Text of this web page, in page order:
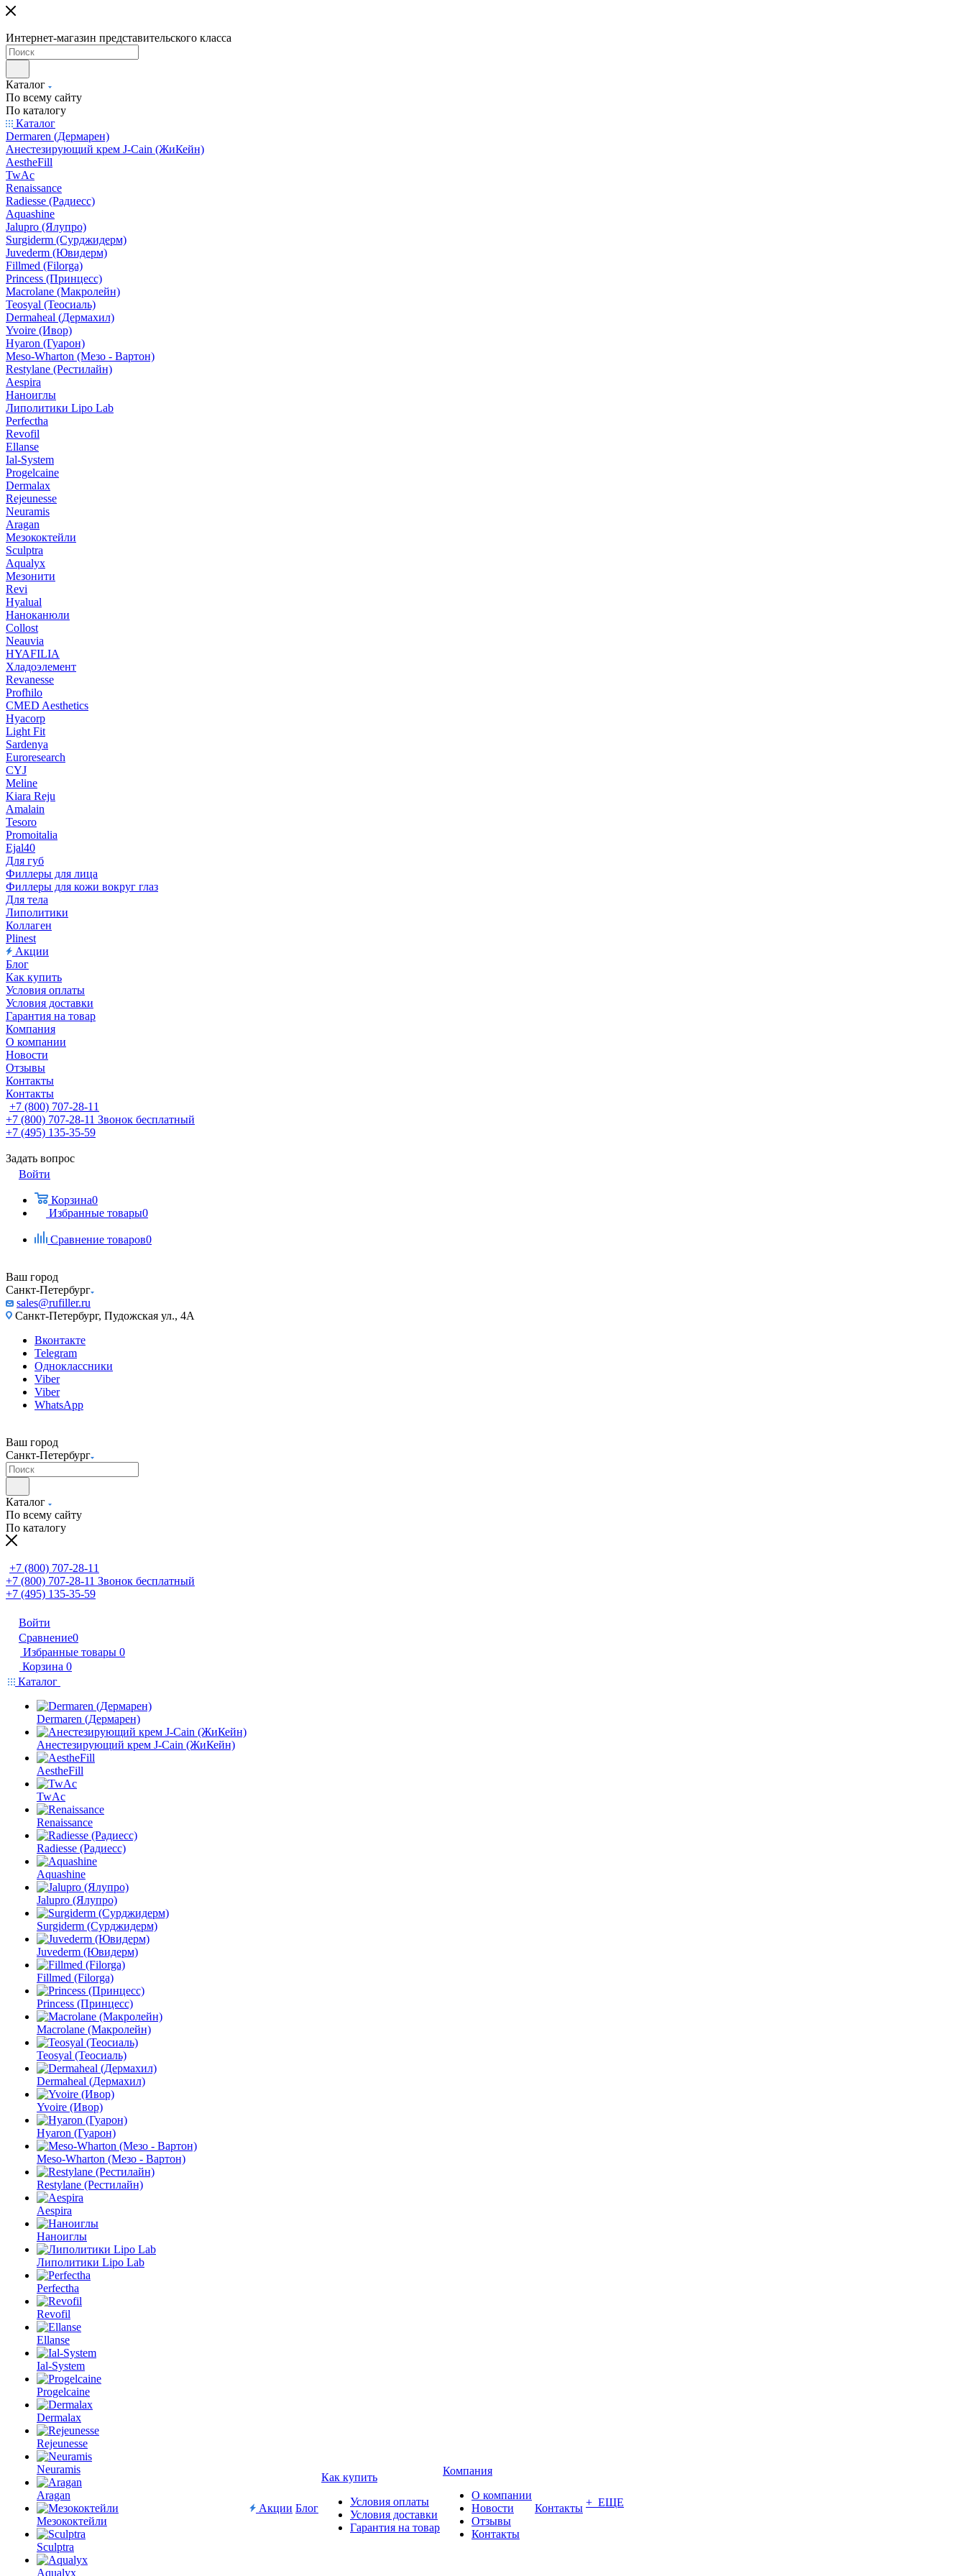
Интернет-магазин представительского класса
Каталог
По всему сайту
По каталогу
Каталог
Dermaren (Дермарен)
Анестезирующий крем J-Cain (ЖиКейн)
AestheFill
TwAc
Renaissance
Radiesse (Радиесс)
Aquashine
Jalupro (Ялупро)
Surgiderm (Сурджидерм)
Juvederm (Ювидерм)
Fillmed (Filorga)
Princess (Принцесс)
Macrolane (Макролейн)
Teosyal (Теосиаль)
Dermaheal (Дермахил)
Yvoire (Ивор)
Hyaron (Гуарон)
Meso-Wharton (Мезо - Вартон)
Restylane (Рестилайн)
Aespira
Наноиглы
Липолитики Lipo Lab
Perfectha
Revofil
Ellanse
Ial-System
Progelcaine
Dermalax
Rejeunesse
Neuramis
Aragan
Мезококтейли
Sculptra
Aqualyx
Мезонити
Revi
Hyalual
Наноканюли
Collost
Neauvia
HYAFILIA
Хладоэлемент
Revanesse
Profhilo
CMED Aesthetics
Hyacorp
Light Fit
Sardenya
Euroresearch
CYJ
Meline
Kiara Reju
Amalain
Tesoro
Promoitalia
Ejal40
Для губ
Филлеры для лица
Филлеры для кожи вокруг глаз
Для тела
Липолитики
Коллаген
Plinest
Акции
Блог
Как купить
Условия оплаты
Условия доставки
Гарантия на товар
Компания
О компании
Новости
Отзывы
Контакты
Контакты
+7 (800) 707-28-11
+7 (800) 707-28-11 Звонок бесплатный
+7 (495) 135-35-59
Задать вопрос
Войти
Корзина0
Избранные товары0
Сравнение товаров0
Ваш город
Санкт-Петербург
sales@rufiller.ru
Санкт-Петербург, Пудожская ул., 4А
Вконтакте
Telegram
Одноклассники
Viber
Viber
WhatsApp
Ваш город
Санкт-Петербург
Каталог
По всему сайту
По каталогу
+7 (800) 707-28-11
+7 (800) 707-28-11 Звонок бесплатный
+7 (495) 135-35-59
Войти
Сравнение0
Избранные товары 0
Корзина 0
Каталог
Dermaren (Дермарен)
Анестезирующий крем J-Cain (ЖиКейн)
AestheFill
TwAc
Renaissance
Radiesse (Радиесс)
Aquashine
Jalupro (Ялупро)
Surgiderm (Сурджидерм)
Juvederm (Ювидерм)
Fillmed (Filorga)
Princess (Принцесс)
Macrolane (Макролейн)
Teosyal (Теосиаль)
Dermaheal (Дермахил)
Yvoire (Ивор)
Hyaron (Гуарон)
Meso-Wharton (Мезо - Вартон)
Restylane (Рестилайн)
Aespira
Наноиглы
Липолитики Lipo Lab
Perfectha
Revofil
Ellanse
Ial-System
Progelcaine
Dermalax
Rejeunesse
Neuramis
Aragan
Мезококтейли
Sculptra
Aqualyx
Акции Блог
Как купить
Условия оплаты
Условия доставки
Гарантия на товар
Компания
О компании
Новости
Отзывы
Контакты
Контакты + ЕЩЕ